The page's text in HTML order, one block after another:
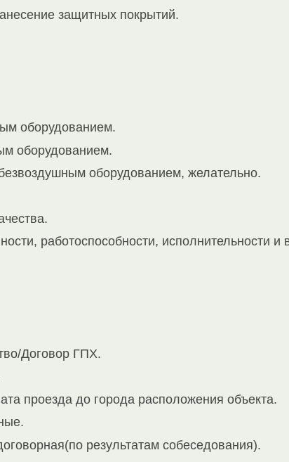
защитных покрытий.
оборудованием.
оборудованием.
оборудованием, желательно.
работоспособности, исполнительности и
Договор ГПХ.
проезда до города расположения объекта.
результатам собеседования).